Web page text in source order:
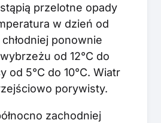
przelotne opady
w dzień od
chłodniej ponownie
od 12°C do
od 5°C do 10°C. Wiatr
porywisty.
zachodniej